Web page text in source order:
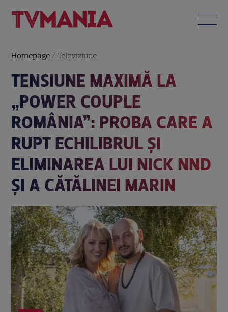
Homepage / Televiziune
TENSIUNE MAXIMĂ LA
„POWER COUPLE
ROMÂNIA”: PROBA CARE A
RUPT ECHILIBRUL ȘI
ELIMINAREA LUI NICK NND
ȘI A CĂTĂLINEI MARIN